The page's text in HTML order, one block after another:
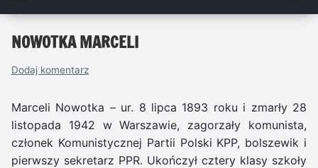
NOWOTKA MARCELI
Dodaj komentarz
Marceli Nowotka – ur. 8 lipca 1893 roku i zmarły 28
listopada 1942 w Warszawie, zagorzały komunista,
członek Komunistycznej Partii Polski KPP, bolszewik i
pierwszy sekretarz PPR. Ukończył cztery klasy szkoły